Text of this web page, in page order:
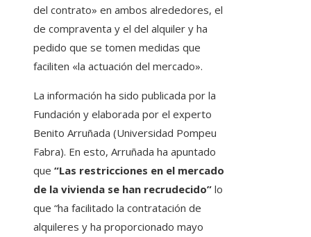
del contrato» en ambos alrededores, el
de compraventa y el del alquiler y ha
pedido que se tomen medidas que
faciliten «la actuación del mercado».
La información ha sido publicada por la
Fundación y elaborada por el experto
Benito Arruñada (Universidad Pompeu
Fabra). En esto, Arruñada ha apuntado
que “Las restricciones en el mercado
de la vivienda se han recrudecido” lo
que “ha facilitado la contratación de
alquileres y ha proporcionado mayo